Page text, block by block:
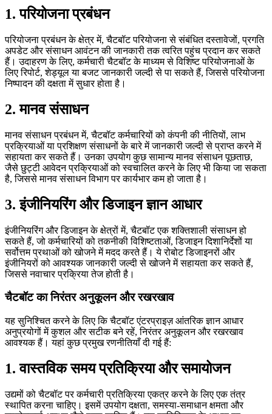
1. परियोजना प्रबंधन
परियोजना प्रबंधन के क्षेत्र में, चैटबॉट परियोजना से संबंधित दस्तावेजों, प्रगति
अपडेट और संसाधन आवंटन की जानकारी तक त्वरित पहुंच प्रदान कर सकते
हैं। उदाहरण के लिए, कर्मचारी चैटबॉट के माध्यम से विशिष्ट परियोजनाओं के
लिए रिपोर्ट, शेड्यूल या बजट जानकारी जल्दी से पा सकते हैं, जिससे परियोजना
निष्पादन की दक्षता में सुधार होता है।
2. मानव संसाधन
मानव संसाधन प्रबंधन में, चैटबॉट कर्मचारियों को कंपनी की नीतियों, लाभ
प्रक्रियाओं या प्रशिक्षण संसाधनों के बारे में जानकारी जल्दी से प्राप्त करने में
सहायता कर सकते हैं। उनका उपयोग कुछ सामान्य मानव संसाधन पूछताछ,
जैसे छुट्टी आवेदन प्रक्रियाओं को स्वचालित करने के लिए भी किया जा सकता
है, जिससे मानव संसाधन विभाग पर कार्यभार कम हो जाता है।
3. इंजीनियरिंग और डिजाइन ज्ञान आधार
इंजीनियरिंग और डिजाइन के क्षेत्रों में, चैटबॉट एक शक्तिशाली संसाधन हो
सकते हैं, जो कर्मचारियों को तकनीकी विशिष्टताओं, डिजाइन दिशानिर्देशों या
सर्वोत्तम प्रथाओं को खोजने में मदद करते हैं। ये रोबोट डिजाइनरों और
इंजीनियरों को आवश्यक जानकारी जल्दी से खोजने में सहायता कर सकते हैं,
जिससे नवाचार प्रक्रिया तेज होती है।
चैटबॉट का निरंतर अनुकूलन और रखरखाव
यह सुनिश्चित करने के लिए कि चैटबॉट एंटरप्राइज़ आंतरिक ज्ञान आधार
अनुप्रयोगों में कुशल और सटीक बने रहें, निरंतर अनुकूलन और रखरखाव
आवश्यक हैं। यहां कुछ प्रमुख रणनीतियाँ दी गई हैं:
1. वास्तविक समय प्रतिक्रिया और समायोजन
उद्यमों को चैटबॉट पर कर्मचारी प्रतिक्रिया एकत्र करने के लिए एक तंत्र
स्थापित करना चाहिए। इसमें उपयोग दक्षता, समस्या-समाधान क्षमता और